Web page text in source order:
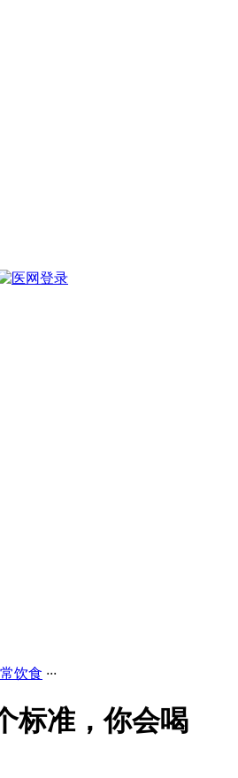
饮食 ···
标准，你会喝